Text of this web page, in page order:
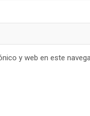
y web en este